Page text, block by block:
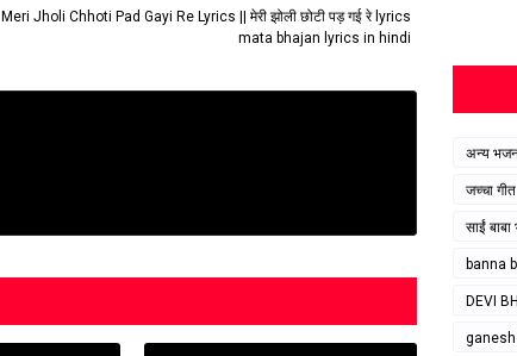
Meri Jholi Chhoti Pad Gayi Re Lyrics || मेरी झोली छोटी पड़ गई रे lyrics
mata bhajan lyrics in hindi
अन्य
जच्चा गीत
साईं
banna
DEVI